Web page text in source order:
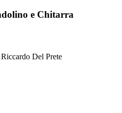
e Chitarra
Del Prete